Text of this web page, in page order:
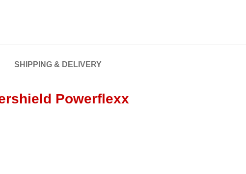
SHIPPING & DELIVERY
Powerflexx